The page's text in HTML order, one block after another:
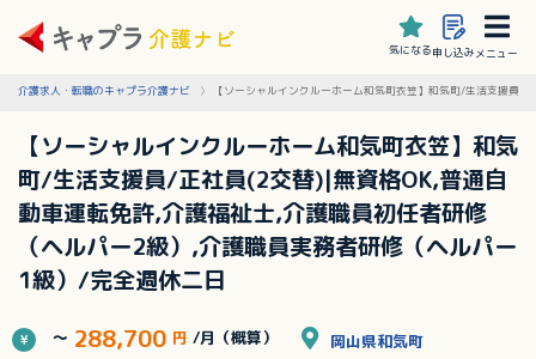
気になる申し込みメニュー
介護求人・転職のキャプラ介護ナビ 【ソーシャルインクルーホーム和気町衣笠】和気町/生活支援員/
【ソーシャルインクルーホーム和気町衣笠】和気
町/生活支援員/正社員(2交替)|無資格OK,普通自
動車運転免許,介護福祉士,介護職員初任者研修
（ヘルパー2級）,介護職員実務者研修（ヘルパー
1級）/完全週休二日
～ 288,700 円 /月（概算） 岡山県和気町